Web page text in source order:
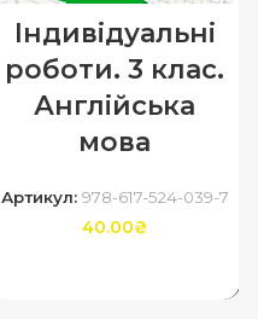
Індивідуальні
роботи. 3 клас.
Англійська
мова
Артикул: 978-617-524-039-7
40.00₴